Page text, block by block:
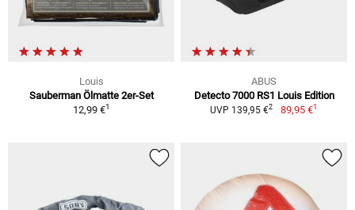
Louis
Sauberman Ölmatte 2er-Set
12,99 €1
ABUS
Detecto 7000 RS1 Louis Edition
UVP 139,95 €2 89,95 €1